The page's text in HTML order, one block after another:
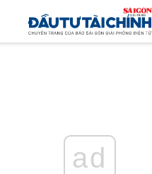
ad